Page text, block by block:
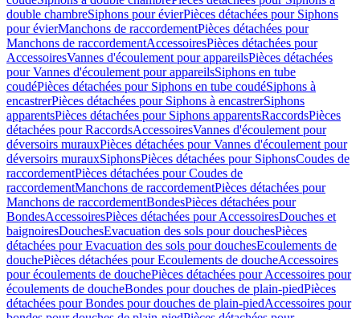
double chambreSiphons pour évierPièces détachées pour Siphons
pour évierManchons de raccordementPièces détachées pour
Manchons de raccordementAccessoiresPièces détachées pour
AccessoiresVannes d'écoulement pour appareilsPièces détachées
pour Vannes d'écoulement pour appareilsSiphons en tube
coudéPièces détachées pour Siphons en tube coudéSiphons à
encastrerPièces détachées pour Siphons à encastrerSiphons
apparentsPièces détachées pour Siphons apparentsRaccordsPièces
détachées pour RaccordsAccessoiresVannes d'écoulement pour
déversoirs murauxPièces détachées pour Vannes d'écoulement pour
déversoirs murauxSiphonsPièces détachées pour SiphonsCoudes de
raccordementPièces détachées pour Coudes de
raccordementManchons de raccordementPièces détachées pour
Manchons de raccordementBondesPièces détachées pour
BondesAccessoiresPièces détachées pour AccessoiresDouches et
baignoiresDouchesEvacuation des sols pour douchesPièces
détachées pour Evacuation des sols pour douchesEcoulements de
douchePièces détachées pour Ecoulements de doucheAccessoires
pour écoulements de douchePièces détachées pour Accessoires pour
écoulements de doucheBondes pour douches de plain-piedPièces
détachées pour Bondes pour douches de plain-piedAccessoires pour